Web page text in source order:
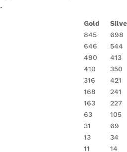
Gold
845
698
646
544
490
413
410
350
316
421
168
241
163
227
63
105
31
69
13
34
11
14